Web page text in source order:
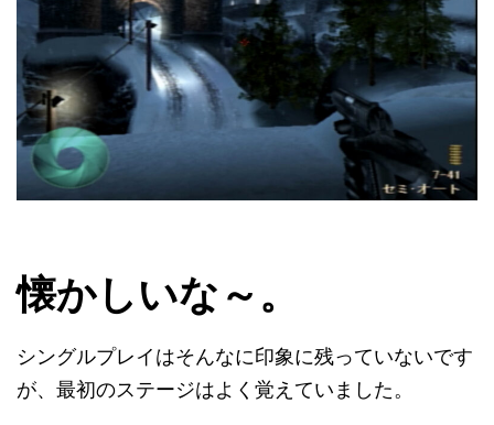
懐かしいな～。
シングルプレイはそんなに印象に残っていないです
が、最初のステージはよく覚えていました。